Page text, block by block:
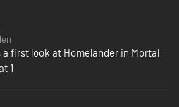
a first look at Homelander in Mortal
1